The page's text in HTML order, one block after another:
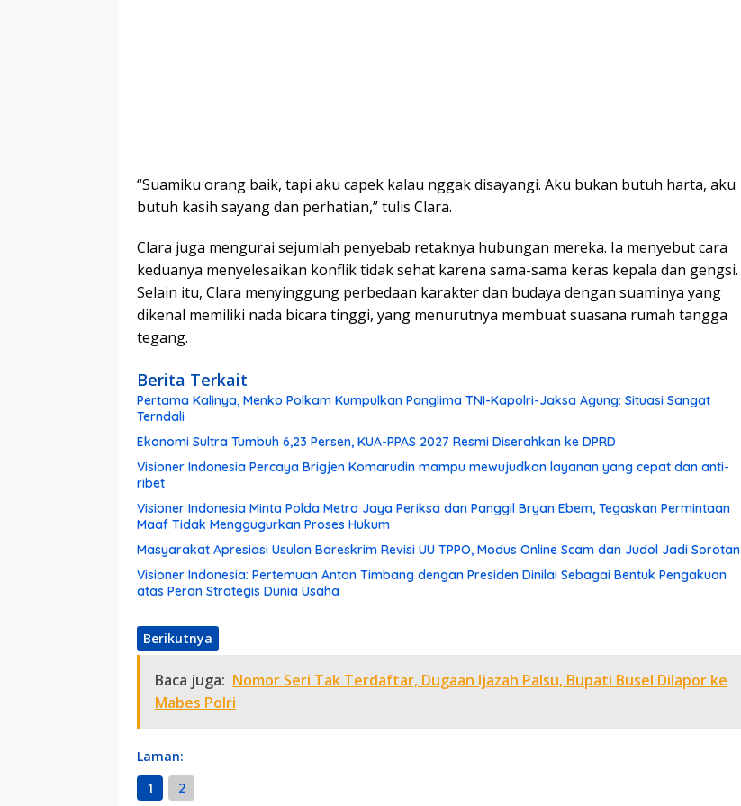
“Suamiku orang baik, tapi aku capek kalau nggak disayangi. Aku bukan butuh harta, aku
butuh kasih sayang dan perhatian,” tulis Clara.
Clara juga mengurai sejumlah penyebab retaknya hubungan mereka. Ia menyebut cara
keduanya menyelesaikan konflik tidak sehat karena sama-sama keras kepala dan gengsi.
Selain itu, Clara menyinggung perbedaan karakter dan budaya dengan suaminya yang
dikenal memiliki nada bicara tinggi, yang menurutnya membuat suasana rumah tangga
tegang.
Berita Terkait
Pertama Kalinya, Menko Polkam Kumpulkan Panglima TNI-Kapolri-Jaksa Agung: Situasi Sangat
Terndali
Ekonomi Sultra Tumbuh 6,23 Persen, KUA-PPAS 2027 Resmi Diserahkan ke DPRD
Visioner Indonesia Percaya Brigjen Komarudin mampu mewujudkan layanan yang cepat dan anti-
ribet
Visioner Indonesia Minta Polda Metro Jaya Periksa dan Panggil Bryan Ebem, Tegaskan Permintaan
Maaf Tidak Menggugurkan Proses Hukum
Masyarakat Apresiasi Usulan Bareskrim Revisi UU TPPO, Modus Online Scam dan Judol Jadi Sorotan
Visioner Indonesia: Pertemuan Anton Timbang dengan Presiden Dinilai Sebagai Bentuk Pengakuan
atas Peran Strategis Dunia Usaha
Berikutnya
Baca juga: Nomor Seri Tak Terdaftar, Dugaan Ijazah Palsu, Bupati Busel Dilapor ke
Mabes Polri
Laman:
1
2